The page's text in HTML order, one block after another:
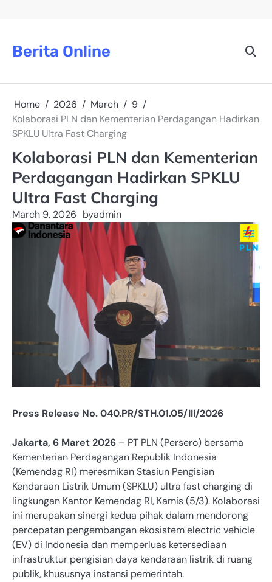
Berita Online
Home 2026 March
9
Kolaborasi PLN dan Kementerian Perdagangan Hadirkan
SPKLU Ultra Fast Charging
Kolaborasi PLN dan Kementerian
Perdagangan Hadirkan SPKLU
Ultra Fast Charging
March 9, 2026 byadmin
Press Release No. 040.PR/STH.01.05/III/2026
Jakarta, 6 Maret 2026 – PT PLN (Persero) bersama
Kementerian Perdagangan Republik Indonesia
(Kemendag RI) meresmikan Stasiun Pengisian
Kendaraan Listrik Umum (SPKLU) ultra fast charging di
lingkungan Kantor Kemendag RI, Kamis (5/3). Kolaborasi
ini merupakan sinergi kedua pihak dalam mendorong
percepatan pengembangan ekosistem electric vehicle
(EV) di Indonesia dan memperluas ketersediaan
infrastruktur pengisian daya kendaraan listrik di ruang
publik, khususnya instansi pemerintah.